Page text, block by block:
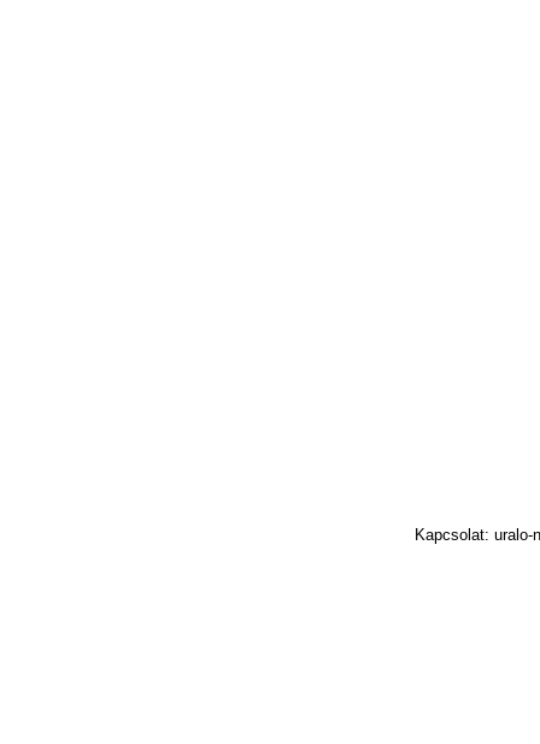
Kapcsolat: uralo-